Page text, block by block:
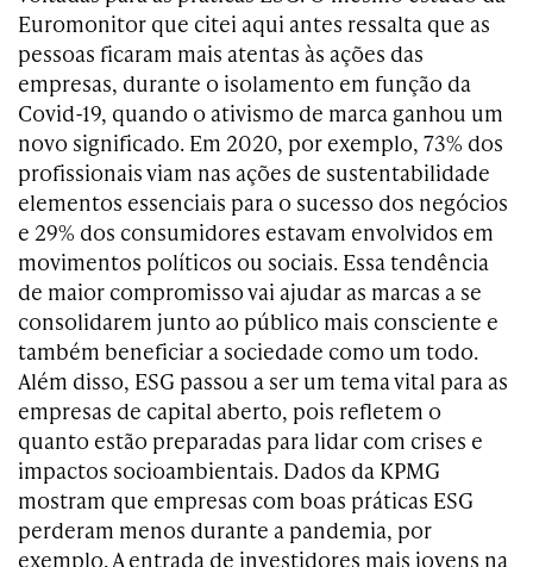
Euromonitor que citei aqui antes ressalta que as
pessoas ficaram mais atentas às ações das
empresas, durante o isolamento em função da
Covid-19, quando o ativismo de marca ganhou um
novo significado. Em 2020, por exemplo, 73% dos
profissionais viam nas ações de sustentabilidade
elementos essenciais para o sucesso dos negócios
e 29% dos consumidores estavam envolvidos em
movimentos políticos ou sociais. Essa tendência
de maior compromisso vai ajudar as marcas a se
consolidarem junto ao público mais consciente e
também beneficiar a sociedade como um todo.
Além disso, ESG passou a ser um tema vital para as
empresas de capital aberto, pois refletem o
quanto estão preparadas para lidar com crises e
impactos socioambientais. Dados da KPMG
mostram que empresas com boas práticas ESG
perderam menos durante a pandemia, por
exemplo. A entrada de investidores mais jovens na